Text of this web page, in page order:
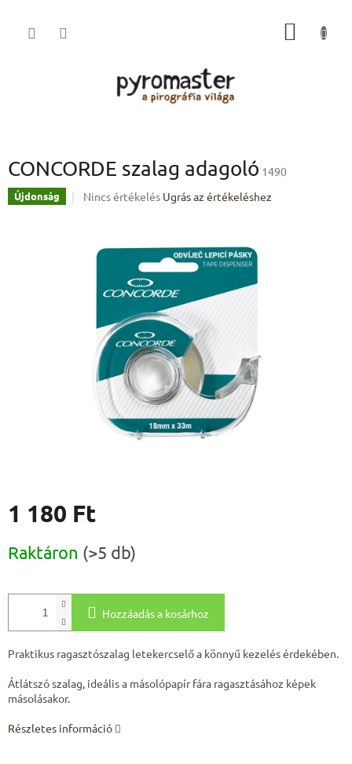
KOSÁR
CONCORDE szalag adagoló 1490
Újdonság
A
csillag.
Nincs értékelés Ugrás az értékeléshez
1 180 Ft
Raktáron (>5 db)
Hozzáadás a kosárhoz
Praktikus ragasztószalag letekercselő a könnyű kezelés érdekében.
Átlátszó szalag, ideális a másolópapír fára ragasztásához képek
másolásakor.
Részletes információ